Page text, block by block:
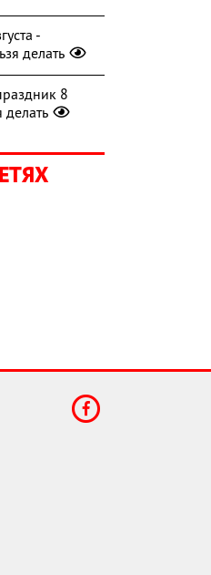
-
делать
8
делать